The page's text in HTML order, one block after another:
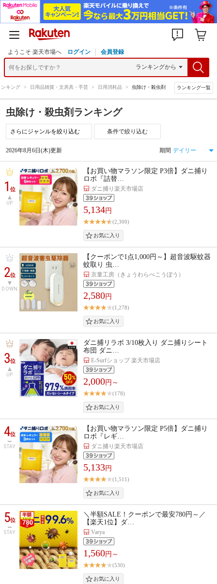
ようこそ 楽天市場へ ログイン 会員登録
ンキング > 日用品雑貨・文房具・手芸 > 日用消耗品 > 虫除け・殺虫剤 ランキング一覧
虫除け・殺虫剤ランキング
条件で絞り込む
2026年8月6日(木)更新 期間
1位
UP
【お買い物マラソン限定 P3倍】ダニ捕り
ロボ『詰替…
ダニ捕り楽天市場店
5,134円
(2,300)
2位
DOWN
【クーポンで1点1,000円～】超音波駆蚊器
蚊取り 虫…
京童工房（きょうわらべこうぼう）
2,580円
(1,278)
3位
UP
ダニ捕リラボ 3/10枚入り ダニ捕りシート
布団 ダニ…
E-Surfショップ 楽天市場店
2,000円～
(178)
4位
STAY
【お買い物マラソン限定 P5倍】ダニ捕り
ロボ『レギ…
ダニ捕り楽天市場店
5,133円
(1,511)
5位
STAY
＼半額SALE！クーポンで最安780円～／
【楽天1位】ダ…
Varya
1,560円～
(530)